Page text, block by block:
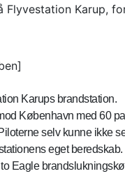
Flyvestation Karup,
Karups brandstation.
København med 60
selv kunne ikke
eget beredskab.
Eagle